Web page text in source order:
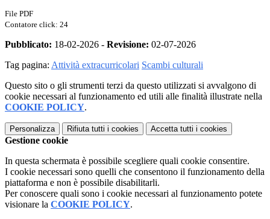
File PDF
Contatore click: 24
Pubblicato: 18-02-2026 - Revisione: 02-07-2026
Tag pagina: Attività extracurricolari Scambi culturali
Questo sito o gli strumenti terzi da questo utilizzati si avvalgono di
cookie necessari al funzionamento ed utili alle finalità illustrate nella
COOKIE POLICY.
Personalizza Rifiuta tutti i cookies Accetta tutti i cookies
Gestione cookie
In questa schermata è possibile scegliere quali cookie consentire.
I cookie necessari sono quelli che consentono il funzionamento della
piattaforma e non è possibile disabilitarli.
Per conoscere quali sono i cookie necessari al funzionamento potete
visionare la COOKIE POLICY.